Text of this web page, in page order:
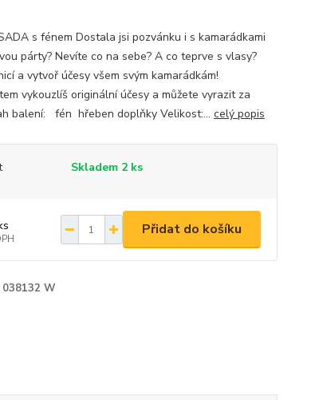
s fénem Dostala jsi pozvánku i s kamarádkami
párty? Nevíte co na sebe? A co teprve s vlasy?
a vytvoř účesy všem svým kamarádkám!
vykouzlíš originální účesy a můžete vyrazit za
balení: fén hřeben doplňky Velikost:... celý popis
Skladem 2 ks
Přidat do košíku
038132 W